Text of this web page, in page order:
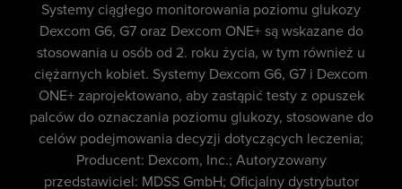
Systemy ciągłego monitorowania poziomu glukozy
Dexcom G6, G7 oraz Dexcom ONE+ są wskazane do
stosowania u osób od 2. roku życia, w tym również u
ciężarnych kobiet. Systemy Dexcom G6, G7 i Dexcom
ONE+ zaprojektowano, aby zastąpić testy z opuszek
palców do oznaczania poziomu glukozy, stosowane do
celów podejmowania decyzji dotyczących leczenia;
Producent: Dexcom, Inc.; Autoryzowany
przedstawiciel: MDSS GmbH; Oficjalny dystrybutor